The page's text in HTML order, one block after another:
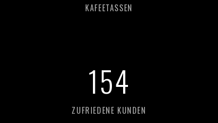
KAFEETASSEN
154
ZUFRIEDENE KUNDEN